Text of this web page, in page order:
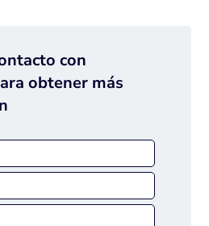
con
obtener más